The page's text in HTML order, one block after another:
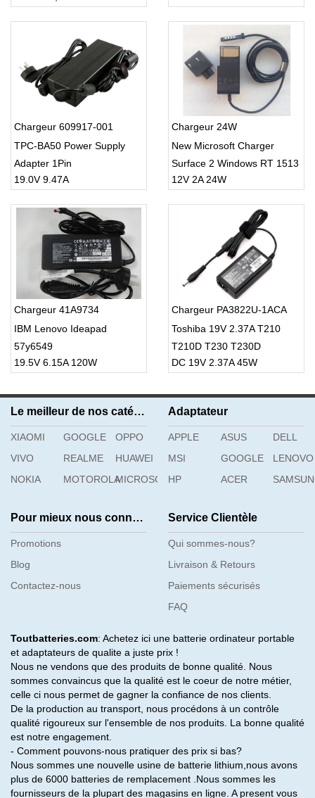
Chargeur 609917-001
TPC-BA50 Power Supply
Adapter 1Pin
19.0V 9.47A
Chargeur 24W
New Microsoft Charger
Surface 2 Windows RT 1513
1512 PC
12V 2A 24W
Chargeur 41A9734
IBM Lenovo Ideapad
57y6549
19.5V 6.15A 120W
Chargeur PA3822U-1ACA
Toshiba 19V 2.37A T210
T210D T230 T230D
DC 19V 2.37A 45W
Le meilleur de nos catégories
XIAOMI GOOGLE
OPPO
VIVO
REALME
HUAWEI
NOKIA
MOTOROLAMICROSOFT
Adaptateur
APPLE ASUS
DELL
MSI
GOOGLE
LENOVO
HP
ACER
Pour mieux nous connaître
Promotions
Blog
Contactez-nous
Service Clientèle
Qui sommes-nous?
Livraison & Retours
Paiements sécurisés
FAQ
Toutbatteries.com: Achetez ici une batterie ordinateur portable
et adaptateurs de qualite a juste prix !
Nous ne vendons que des produits de bonne qualité. Nous
sommes convaincus que la qualité est le coeur de notre métier,
celle ci nous permet de gagner la confiance de nos clients.
De la production au transport, nous procédons à un contrôle
qualité rigoureux sur l'ensemble de nos produits. La bonne qualité
est notre engagement.
- Comment pouvons-nous pratiquer des prix si bas?
Nous sommes une nouvelle usine de batterie lithium,nous avons
plus de 6000 batteries de remplacement .Nous sommes les
fournisseurs de la plupart des magasins en ligne. A present vous